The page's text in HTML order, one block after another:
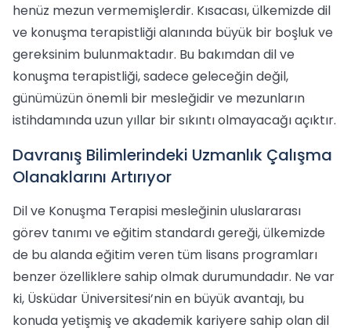
henüz mezun vermemişlerdir. Kısacası, ülkemizde dil
ve konuşma terapistliği alanında büyük bir boşluk ve
gereksinim bulunmaktadır. Bu bakımdan dil ve
konuşma terapistliği, sadece geleceğin değil,
günümüzün önemli bir mesleğidir ve mezunların
istihdamında uzun yıllar bir sıkıntı olmayacağı açıktır.
Davranış Bilimlerindeki Uzmanlık Çalışma
Olanaklarını Artırıyor
Dil ve Konuşma Terapisi mesleğinin uluslararası
görev tanımı ve eğitim standardı gereği, ülkemizde
de bu alanda eğitim veren tüm lisans programları
benzer özelliklere sahip olmak durumundadır. Ne var
ki, Üsküdar Üniversitesi’nin en büyük avantajı, bu
konuda yetişmiş ve akademik kariyere sahip olan dil